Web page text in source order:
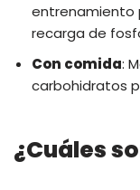
entrenamiento
recarga de
Con comida:
carbohidratos
¿Cuáles